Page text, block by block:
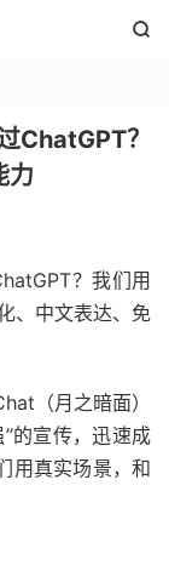

ChatGPT？
力
？我们用
、中文表达、免
（月之暗面）
的宣传，迅速成
用真实场景，和